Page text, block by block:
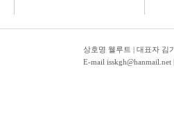
상호명 웰루트 | 대표자 김
E-mail